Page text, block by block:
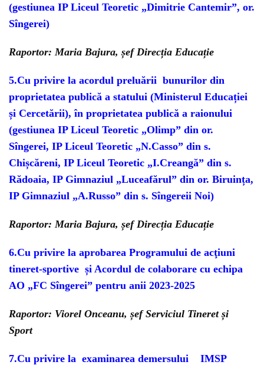
(gestiunea IP Liceul Teoretic „Dimitrie Cantemir”, or.
Sîngerei)
Raportor: Maria Bajura, șef Direcția Educație
5.Cu privire la acordul preluării bunurilor din
proprietatea publică a statului (Ministerul Educației
și Cercetării), în proprietatea publică a raionului
(gestiunea IP Liceul Teoretic „Olimp” din or.
Sîngerei, IP Liceul Teoretic „N.Casso” din s.
Chișcăreni, IP Liceul Teoretic „I.Creangă” din s.
Rădoaia, IP Gimnaziul „Luceafărul” din or. Biruința,
IP Gimnaziul „A.Russo” din s. Sîngereii Noi)
Raportor: Maria Bajura, șef Direcția Educație
6.Cu privire la aprobarea Programului de acţiuni
tineret-sportive și Acordul de colaborare cu echipa
AO „FC Sîngerei” pentru anii 2023-2025
Raportor: Viorel Onceanu, șef Serviciul Tineret și
Sport
7.Cu privire la examinarea demersului IMSP